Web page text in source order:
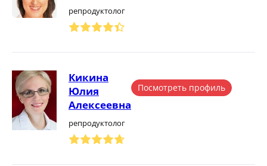
репродуктолог
Кикина
Юлия
Алексеевна
репродуктолог
Посмотреть профиль